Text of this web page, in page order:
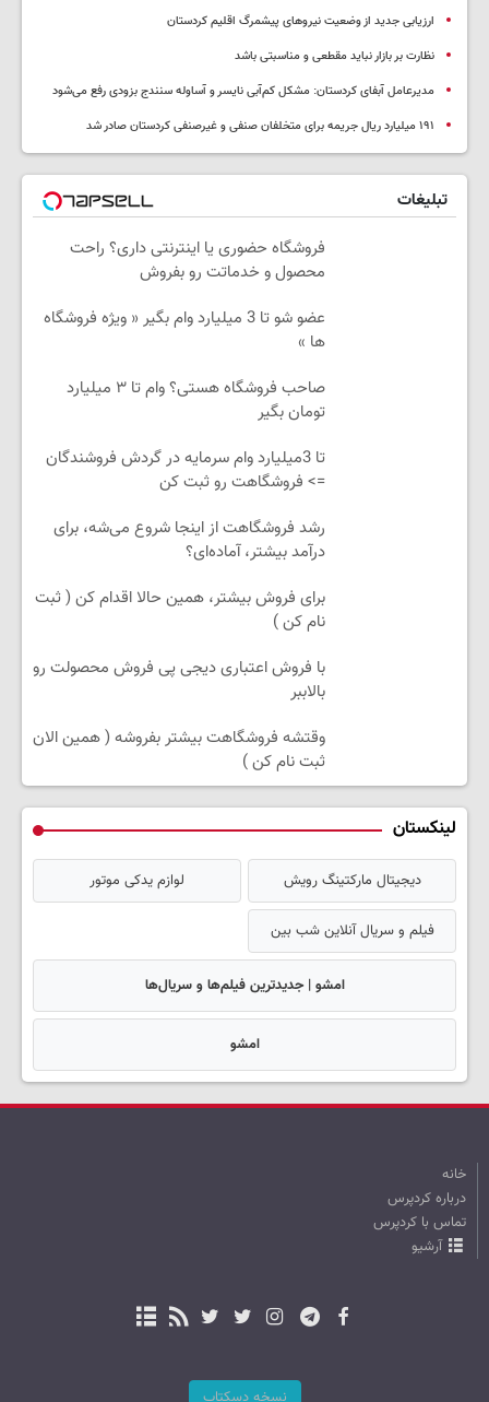
ارزیابی جدید از وضعیت نیروهای پیشمرگ اقلیم کردستان
نظارت بر بازار نباید مقطعی و مناسبتی باشد
مدیرعامل آبفای کردستان: مشکل کم‌آبی نایسر و آساوله سنندج بزودی رفع می‌شود
۱۹۱ میلیارد ریال جریمه برای متخلفان صنفی و غیرصنفی کردستان صادر شد
تبلیغات
فروشگاه حضوری یا اینترنتی داری؟ راحت
محصول و خدماتت رو بفروش
عضو شو تا 3 میلیارد وام بگیر « ویژه فروشگاه
ها »
صاحب فروشگاه هستی؟ وام تا ۳ میلیارد
تومان بگیر
تا 3میلیارد وام سرمایه در گردش فروشندگان
=> فروشگاهت رو ثبت کن
رشد فروشگاهت از اینجا شروع می‌شه، برای
درآمد بیشتر، آماده‌ای؟
برای فروش بیشتر، همین حالا اقدام کن ( ثبت
نام کن )
با فروش اعتباری دیجی پی فروش محصولت رو
بالاببر
وقتشه فروشگاهت بیشتر بفروشه ( همین الان
ثبت نام کن )
لینکستان
دیجیتال مارکتینگ رویش لوازم یدکی موتور
فیلم و سریال آنلاین شب بین
امشو | جدیدترین فیلم‌ها و سریال‌ها
امشو
خانه
درباره کردپرس
تماس با کردپرس
آرشیو